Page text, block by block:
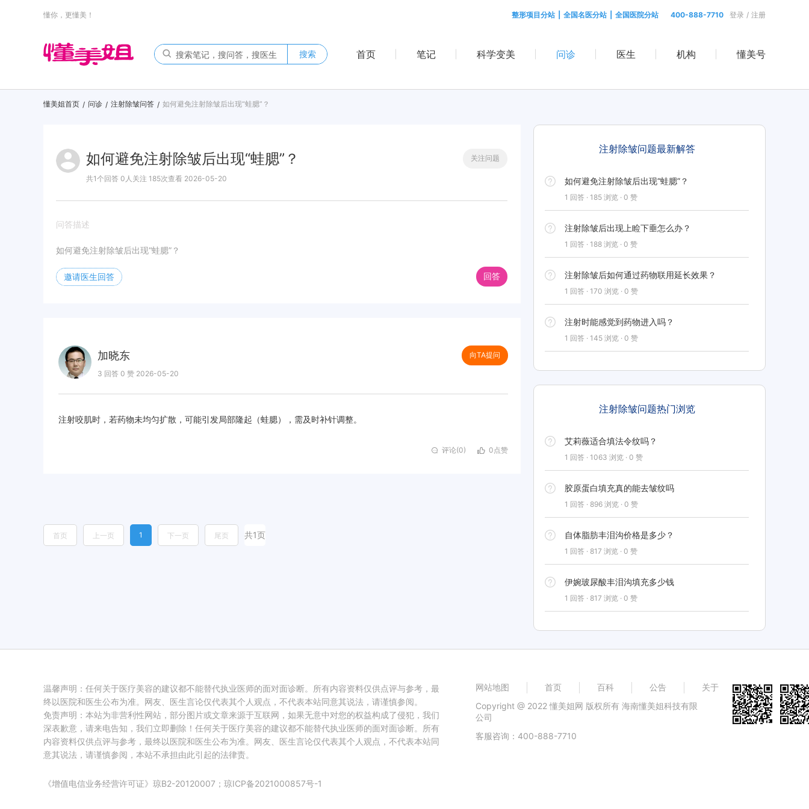
懂你，更懂美！ 整形项目分站 全国名医分站 全国医院分站 400-888-7710 登录 / 注册
搜索 首页 笔记 科学变美 问诊 医生 机构 懂美号
懂美姐首页 / 问诊 / 注射除皱问答 / 如何避免注射除皱后出现“蛙腮”？
如何避免注射除皱后出现“蛙腮”？ 关注问题
共1个回答 0人关注 185次查看 2026-05-20
问答描述
如何避免注射除皱后出现“蛙腮”？
邀请医生回答 回答
加晓东 向TA提问
3 回答 0 赞 2026-05-20
注射咬肌时，若药物未均匀扩散，可能引发局部隆起（蛙腮），需及时补针调整。
评论(0) 0点赞
首页 上一页 1 下一页 尾页 共1页
注射除皱问题最新解答
如何避免注射除皱后出现“蛙腮”？
1 回答 · 185 浏览 · 0 赞
注射除皱后出现上睑下垂怎么办？
1 回答 · 188 浏览 · 0 赞
注射除皱后如何通过药物联用延长效果？
1 回答 · 170 浏览 · 0 赞
注射时能感觉到药物进入吗？
1 回答 · 145 浏览 · 0 赞
注射除皱问题热门浏览
艾莉薇适合填法令纹吗？
1 回答 · 1063 浏览 · 0 赞
胶原蛋白填充真的能去皱纹吗
1 回答 · 896 浏览 · 0 赞
自体脂肪丰泪沟价格是多少？
1 回答 · 817 浏览 · 0 赞
伊婉玻尿酸丰泪沟填充多少钱
1 回答 · 817 浏览 · 0 赞
温馨声明：任何关于医疗美容的建议都不能替代执业医师的面对面诊断。所有内容资料仅供点评与参考，最
终以医院和医生公布为准。网友、医生言论仅代表其个人观点，不代表本站同意其说法，请谨慎参阅。
免责声明：本站为非营利性网站，部分图片或文章来源于互联网，如果无意中对您的权益构成了侵犯，我们
深表歉意，请来电告知，我们立即删除！任何关于医疗美容的建议都不能替代执业医师的面对面诊断。所有
内容资料仅供点评与参考，最终以医院和医生公布为准。网友、医生言论仅代表其个人观点，不代表本站同
意其说法，请谨慎参阅，本站不承担由此引起的法律责。
《增值电信业务经营许可证》琼B2-20120007； 琼ICP备2021000857号-1
网站地图 首页 百科 公告
关于
Copyright @ 2022 懂美姐网 版权所有 海南懂美姐科技有限
公司
客服咨询：400-888-7710